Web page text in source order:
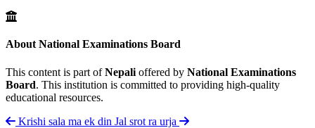
About National Examinations Board
This content is part ofNepali offered by National Examinations
Board. This institution is committed to providing high-quality
educational resources.
Krishi sala ma ek din Jal srot ra urja